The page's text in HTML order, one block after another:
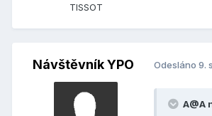
TISSOT
Návštěvník YPO Odesláno 9.
A@A